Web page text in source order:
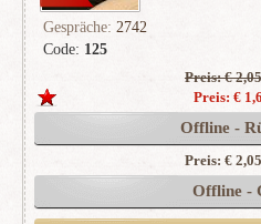
Code: 125
Gespräche: 2742
Preis: €
Preis: €
Offline -
Preis: €
Offline -